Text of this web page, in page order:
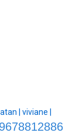
| viviane |